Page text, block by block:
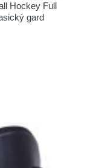
Hockey Full
gard